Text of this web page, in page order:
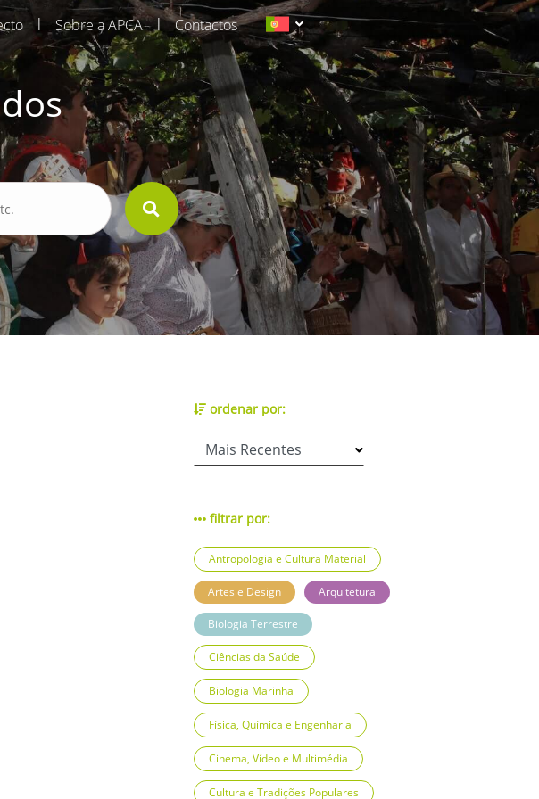
| Sobre a APCA | Contactos
ordenar por:
filtrar por:
Antropologia e Cultura Material
Artes e Design Arquitetura
Biologia Terrestre
Ciências da Saúde
Biologia Marinha
Física, Química e Engenharia
Cinema, Vídeo e Multimédia
Cultura e Tradições Populares